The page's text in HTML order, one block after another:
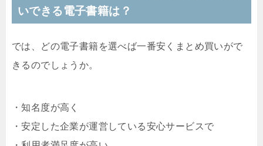
いできる電子書籍は？
では、どの電子書籍を選べば一番安くまとめ買いがで
きるのでしょうか。
・知名度が高く
・安定した企業が運営している安心サービスで